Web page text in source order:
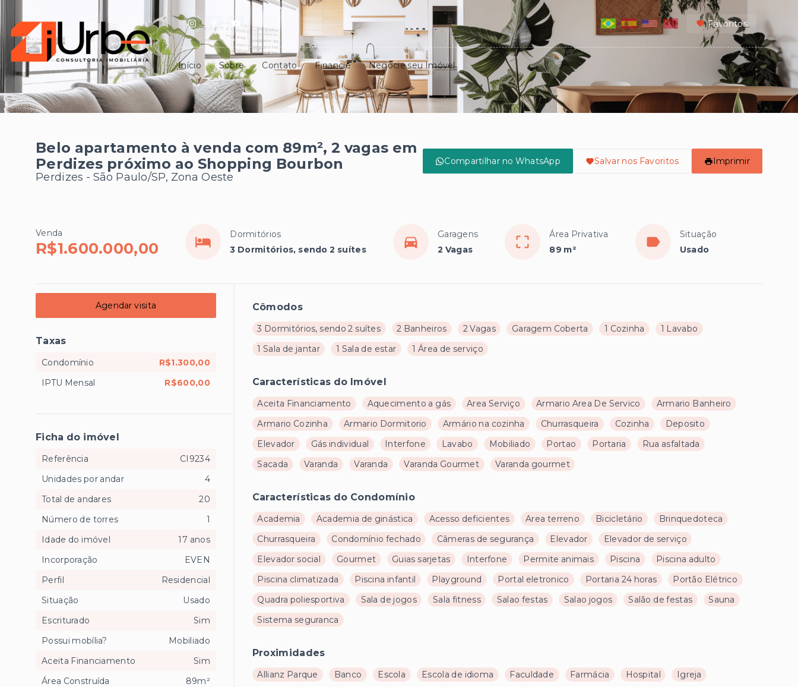
Favoritos
Início Sobre Contato Financie Negocie seu Imóvel
Belo apartamento à venda com 89m², 2 vagas em
Perdizes próximo ao Shopping Bourbon
Perdizes - São Paulo/SP, Zona Oeste
Compartilhar no WhatsApp Salvar nos Favoritos Imprimir
Venda
R$1.600.000,00
Dormitórios
3 Dormitórios, sendo 2 suítes
Garagens
2 Vagas
Área Privativa
89 m²
Situação
Usado
Cômodos
3 Dormitórios, sendo 2 suítes 2 Banheiros 2 Vagas Garagem Coberta 1 Cozinha
1 Lavabo
1 Sala de jantar
1 Sala de estar 1 Área de serviço
Características do Imóvel
Aceita Financiamento Aquecimento a gás Area Serviço Armario Area De Servico
Armario Banheiro
Armario Cozinha
Armario Dormitorio Armário na cozinha Churrasqueira Cozinha
Deposito
Elevador
Gás individual Interfone Lavabo Mobiliado Portao Portaria
Rua asfaltada
Sacada
Varanda Varanda Varanda Gourmet Varanda gourmet
Características do Condomínio
Academia Academia de ginástica Acesso deficientes Area terreno Bicicletário
Brinquedoteca
Churrasqueira
Condomínio fechado Câmeras de segurança Elevador
Elevador de serviço
Elevador social
Gourmet Guias sarjetas Interfone Permite animais Piscina
Piscina adulto
Piscina climatizada
Piscina infantil Playground Portal eletronico Portaria 24 horas
Portão Elétrico
Quadra poliesportiva
Sala de jogos Sala fitness Salao festas Salao jogos Salão de festas
Sauna
Sistema seguranca
Proximidades
Allianz Parque Banco Escola Escola de idioma Faculdade Farmácia Hospital
Igreja
Agendar visita
Taxas
Condomínio
R$1.300,00
IPTU Mensal
R$600,00
Ficha do imóvel
Referência
CI9234
Unidades por andar
4
Total de andares
20
Número de torres
1
Idade do imóvel
17 anos
Incorporação
EVEN
Perfil
Residencial
Situação
Usado
Escriturado
Sim
Possui mobília?
Mobiliado
Aceita Financiamento
Sim
Área Construída
89m²